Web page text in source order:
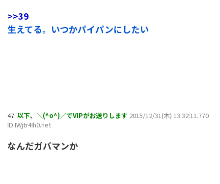
>>39
生えてる。いつかパイパンにしたい
47: 以下、＼(^o^)／でVIPがお送りします 2015/12/31(木) 13:32:11.770
ID:IWjtr4Ih0.net
なんだガバマンか